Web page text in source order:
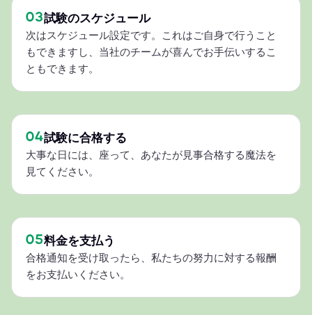
03試験のスケジュール
次はスケジュール設定です。これはご自身で行うこと
もできますし、当社のチームが喜んでお手伝いするこ
ともできます。
04試験に合格する
大事な日には、座って、あなたが見事合格する魔法を
見てください。
05料金を支払う
合格通知を受け取ったら、私たちの努力に対する報酬
をお支払いください。